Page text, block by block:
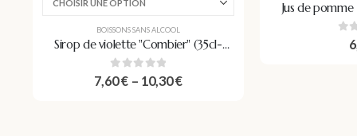
BOISSONS SANS ALCOOL
Sirop de violette "Combier" (35cl-
70cl)
0out of 5
7,60€ – 10,30€
Jus de
vergers